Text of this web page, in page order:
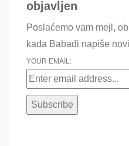
objavljen
Poslaćemo vam mejl,
kada Babađi napiše
YOUR EMAIL: